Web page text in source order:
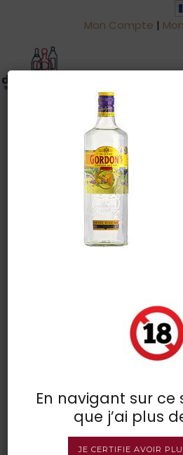
Mon Compte |
Warning: Trying to
on value of type null in
/htdocs/drinkjullien.be/
content/themes/oshin/
28
POSTED BY : VINSDIRECT / 0
En navigant sur ce
que j’ai plus
JE CERTIFIE AVOIR